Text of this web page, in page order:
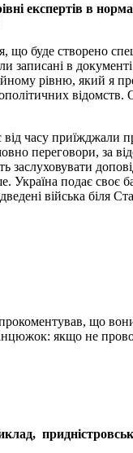
експертів в
буде створено
записані в
рівню, який я
часу
переговори, за
Україна подає
війська біля
що
якщо не